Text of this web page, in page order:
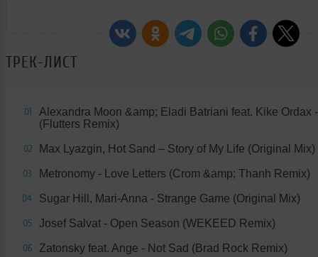
ТРЕК-ЛИСТ
01
Alexandra Moon &amp; Eladi Batriani feat. Kike Ordax
(Flutters Remix)
02 Max Lyazgin, Hot Sand – Story of My Life (Original Mix)
03 Metronomy - Love Letters (Crom &amp; Thanh Remix)
04 Sugar Hill, Mari-Anna - Strange Game (Original Mix)
05 Josef Salvat - Open Season (WEKEED Remix)
06 Zatonsky feat. Ange - Not Sad (Brad Rock Remix)